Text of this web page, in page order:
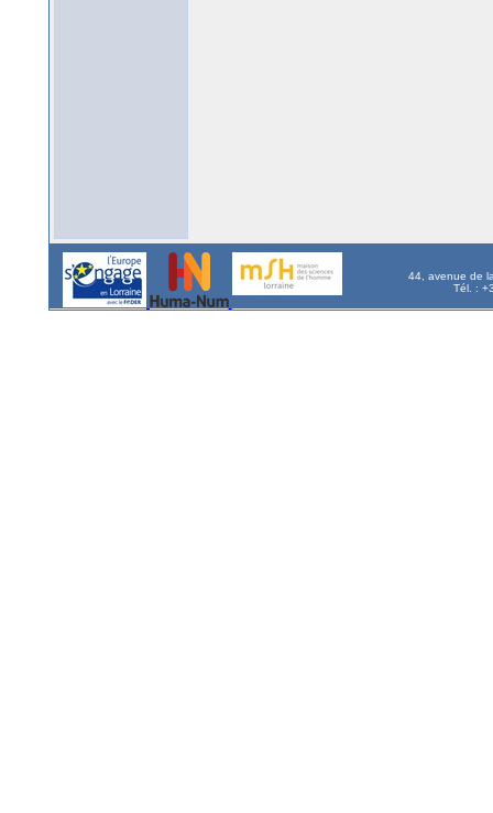
44, avenue de
Tél. :